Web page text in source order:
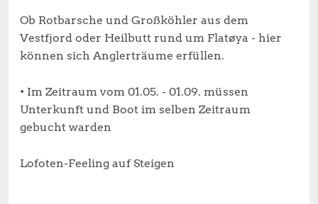
Ob Rotbarsche und Großköhler aus dem
Vestfjord oder Heilbutt rund um Flatøya - hier
können sich Anglerträume erfüllen.
• Im Zeitraum vom 01.05. - 01.09. müssen
Unterkunft und Boot im selben Zeitraum
gebucht warden
Lofoten-Feeling auf Steigen